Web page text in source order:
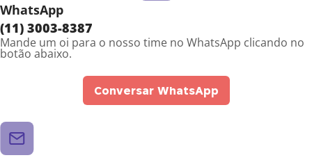
WhatsApp
(11) 3003-8387
Mande um oi para o nosso time no WhatsApp clicando no
botão abaixo.
Conversar WhatsApp